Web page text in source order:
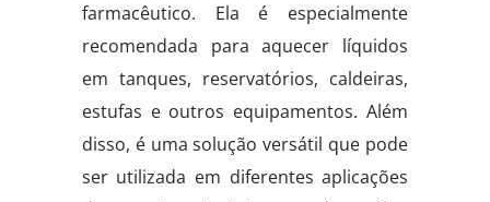
farmacêutico. Ela é especialmente
recomendada para aquecer líquidos
em tanques, reservatórios, caldeiras,
estufas e outros equipamentos. Além
disso, é uma solução versátil que pode
ser utilizada em diferentes aplicações